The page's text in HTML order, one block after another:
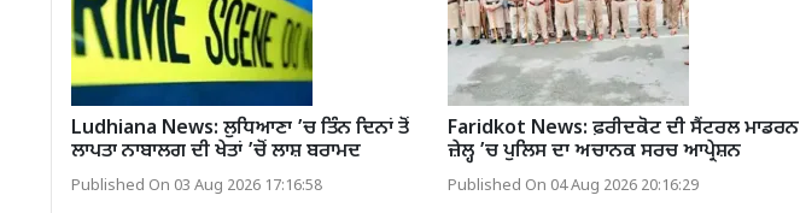
Ludhiana News: ਲੁਧਿਆਣਾ ’ਚ ਤਿੰਨ ਦਿਨਾਂ ਤੋਂ
ਲਾਪਤਾ ਨਾਬਾਲਗ ਦੀ ਖੇਤਾਂ ’ਚੋਂ ਲਾਸ਼ ਬਰਾਮਦ
Published On 03 Aug 2026 17:16:58
Faridkot News: ਫ਼ਰੀਦਕੋਟ ਦੀ ਸੈਂਟਰਲ ਮਾਡਰਨ
ਜ਼ੇਲ੍ਹ ’ਚ ਪੁਲਿਸ ਦਾ ਅਚਾਨਕ ਸਰਚ ਆਪ੍ਰੇਸ਼ਨ
Published On 04 Aug 2026 20:16:29